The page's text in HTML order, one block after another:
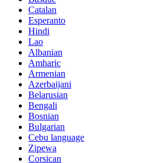
Catalan
Esperanto
Hindi
Lao
Albanian
Amharic
Armenian
Azerbaijani
Belarusian
Bengali
Bosnian
Bulgarian
Cebu language
Zipewa
Corsican